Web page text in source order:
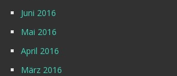
Juni 2016
Mai 2016
April 2016
März 2016